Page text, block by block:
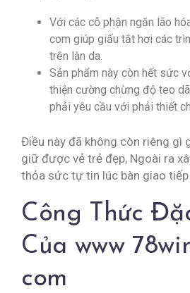
Với các cỗ phận ngăn lão
com giúp giấu tắt hơi các
trên làn da.
Sản phẩm này còn hết sức
thiện cường chừng độ teo
phải yêu cầu với phải thiết
Điều này đã không còn riêng gì
giữ được vẻ trẻ đẹp, Ngoài ra
thỏa sức tự tin lúc bàn giao
Công Thức
Của www
com